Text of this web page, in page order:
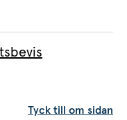
Tyck till om sidan